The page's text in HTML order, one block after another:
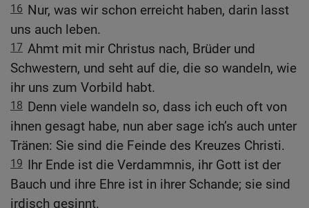
16 Nur, was wir schon erreicht haben, darin lasst
uns auch leben.
17 Ahmt mit mir Christus nach, Brüder und
Schwestern, und seht auf die, die so wandeln, wie
ihr uns zum Vorbild habt.
18 Denn viele wandeln so, dass ich euch oft von
ihnen gesagt habe, nun aber sage ich’s auch unter
Tränen: Sie sind die Feinde des Kreuzes Christi.
19 Ihr Ende ist die Verdammnis, ihr Gott ist der
Bauch und ihre Ehre ist in ihrer Schande; sie sind
irdisch gesinnt.